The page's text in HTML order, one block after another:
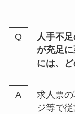
人手不
が充足
には、
求人票
ジ等で